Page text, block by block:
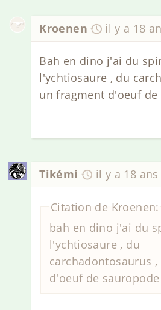
Kroenen il y a 18
Bah en dino j'ai du
l'ychtiosaure , du
un fragment d'oeuf de
Tikémi il y a 18 ans
Citation de Kroenen:
bah en dino j'ai du
l'ychtiosaure , du
carchadontosaurus
d'oeuf de